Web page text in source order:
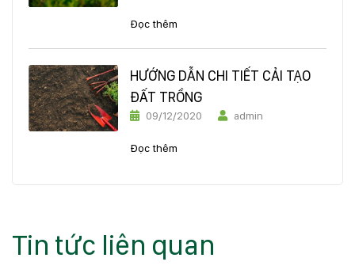
Đọc thêm
HƯỚNG DẪN CHI TIẾT CẢI TẠO
ĐẤT TRỒNG
09/12/2020 admin
Đọc thêm
Tin tức liên quan